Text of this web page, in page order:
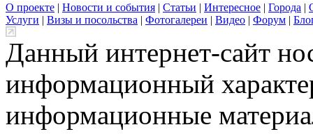
О проекте | Новости и события | Статьи | Интересное | Города |
Услуги | Визы и посольства | Фотогалереи | Видео | Форум |
Данный интернет-сайт
информационный
информационные